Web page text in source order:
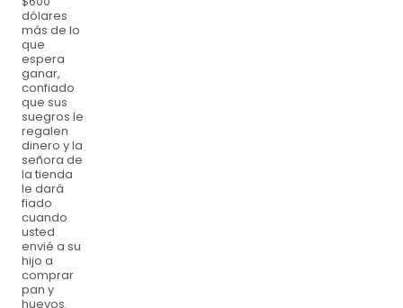
dólares
más de lo
que
espera
ganar,
confiado
que sus
suegros le
regalen
dinero y la
señora de
la tienda
le dará
fiado
cuando
usted
envié a su
hijo a
comprar
pan y
huevos.